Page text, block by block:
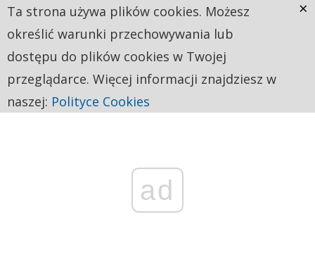
ad
Ta strona używa plików cookies. Możesz
określić warunki przechowywania lub
dostępu do plików cookies w Twojej
przeglądarce. Więcej informacji znajdziesz w
naszej: Polityce Cookies
×